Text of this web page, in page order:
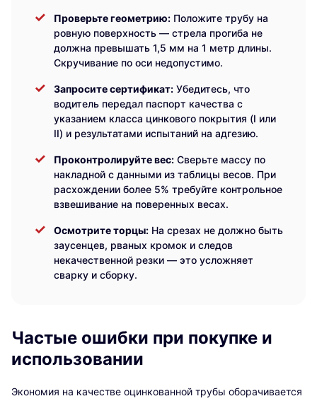
Проверьте геометрию: Положите трубу на
ровную поверхность — стрела прогиба не
должна превышать 1,5 мм на 1 метр длины.
Скручивание по оси недопустимо.
Запросите сертификат: Убедитесь, что
водитель передал паспорт качества с
указанием класса цинкового покрытия (I или
II) и результатами испытаний на адгезию.
Проконтролируйте вес: Сверьте массу по
накладной с данными из таблицы весов. При
расхождении более 5% требуйте контрольное
взвешивание на поверенных весах.
Осмотрите торцы: На срезах не должно быть
заусенцев, рваных кромок и следов
некачественной резки — это усложняет
сварку и сборку.
Частые ошибки при покупке и
использовании
Экономия на качестве оцинкованной трубы оборачивается